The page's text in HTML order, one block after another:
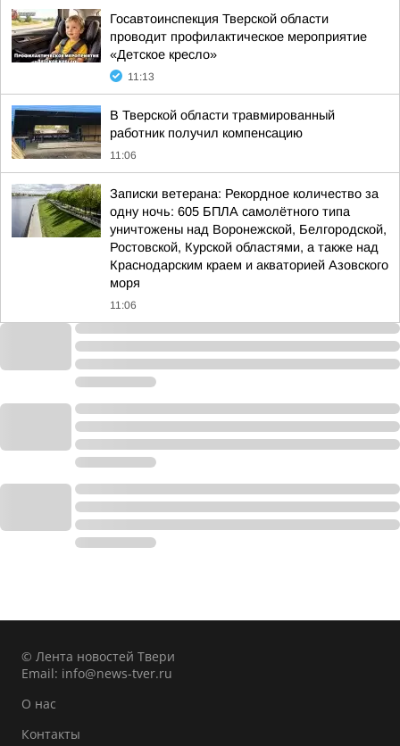
Госавтоинспекция Тверской области
проводит профилактическое мероприятие
«Детское кресло»
11:13
В Тверской области травмированный
работник получил компенсацию
11:06
Записки ветерана: Рекордное количество за
одну ночь: 605 БПЛА самолётного типа
уничтожены над Воронежской, Белгородской,
Ростовской, Курской областями, а также над
Краснодарским краем и акваторией Азовского
моря
11:06
© Лента новостей Твери
Email: info@news-tver.ru
О нас
Контакты